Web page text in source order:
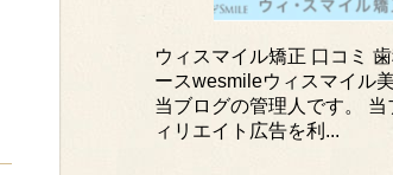
ウィスマイル矯正 口コミ
ースwesmileウィスマイル
当ブログの管理人です。 当
ィリエイト広告を利...